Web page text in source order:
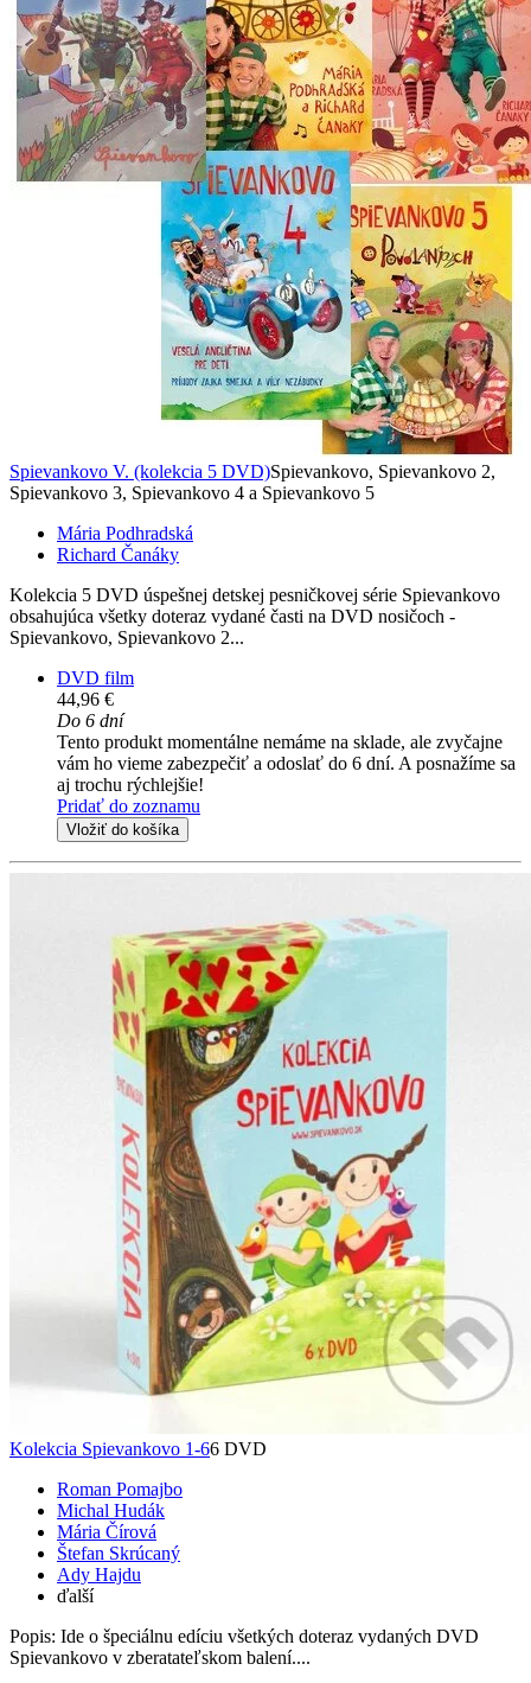
Spievankovo V. (kolekcia 5 DVD)Spievankovo, Spievankovo 2,
Spievankovo 3, Spievankovo 4 a Spievankovo 5
Mária Podhradská
Richard Čanáky
Kolekcia 5 DVD úspešnej detskej pesničkovej série Spievankovo
obsahujúca všetky doteraz vydané časti na DVD nosičoch -
Spievankovo, Spievankovo 2...
DVD film
44,96 €
Do 6 dní
Tento produkt momentálne nemáme na sklade, ale zvyčajne
vám ho vieme zabezpečiť a odoslať do 6 dní. A posnažíme sa
aj trochu rýchlejšie!
Pridať do zoznamu
Vložiť do košíka
Kolekcia Spievankovo 1-66 DVD
Roman Pomajbo
Michal Hudák
Mária Čírová
Štefan Skrúcaný
Ady Hajdu
ďalší
Popis: Ide o špeciálnu edíciu všetkých doteraz vydaných DVD
Spievankovo v zberatateľskom balení....